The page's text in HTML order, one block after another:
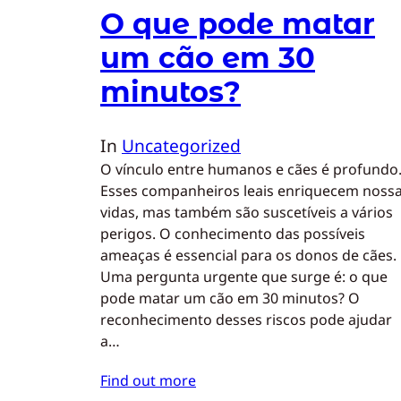
O que pode matar
um cão em 30
minutos?
In Uncategorized
O vínculo entre humanos e cães é profundo.
Esses companheiros leais enriquecem
vidas, mas também são suscetíveis a vários
perigos. O conhecimento das possíveis
ameaças é essencial para os donos de cães.
Uma pergunta urgente que surge é: o que
pode matar um cão em 30 minutos? O
reconhecimento desses riscos pode ajudar
a…
Find out more